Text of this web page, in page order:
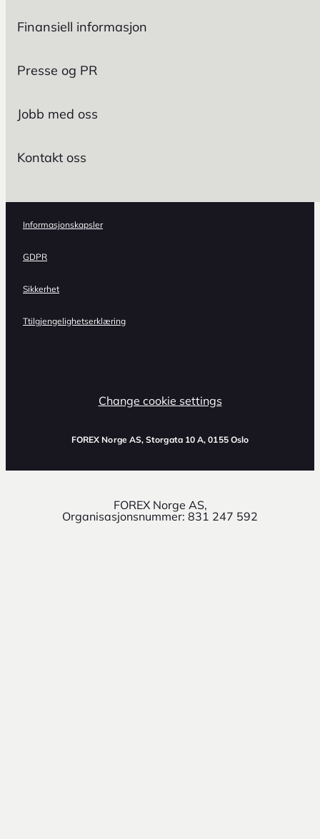
Finansiell informasjon
Presse og PR
Jobb med oss
Kontakt oss
Informasjonskapsler
GDPR
Sikkerhet
Ttilgjengelighetserklæring
Change cookie settings
FOREX Norge AS, Storgata 10 A, 0155 Oslo
FOREX Norge AS,
Organisasjonsnummer: 831 247 592